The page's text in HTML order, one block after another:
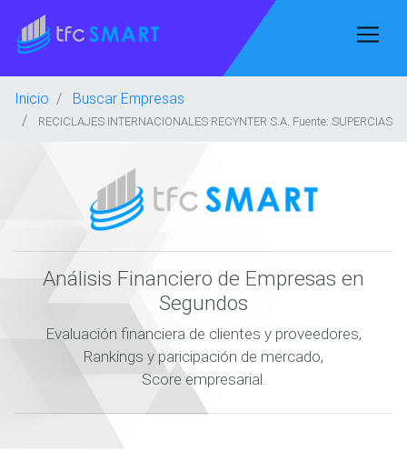
Inicio Buscar Empresas
RECICLAJES INTERNACIONALES RECYNTER S.A. Fuente: SUPERCIAS
Análisis Financiero de Empresas en
Segundos
Evaluación financiera de clientes y proveedores,
Rankings y paricipación de mercado,
Score empresarial.